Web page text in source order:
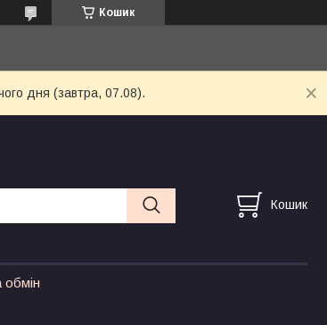
Кошик
дня (завтра, 07.08).
Кошик
обмін